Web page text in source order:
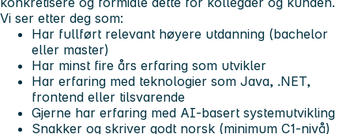
Vi ser etter deg som:
Har fullført relevant høyere utdanning (bachelor
eller master)
Har minst fire års erfaring som utvikler
Har erfaring med teknologier som Java, .NET,
frontend eller tilsvarende
Gjerne har erfaring med AI-basert systemutvikling
Snakker og skriver godt norsk (minimum C1-nivå)